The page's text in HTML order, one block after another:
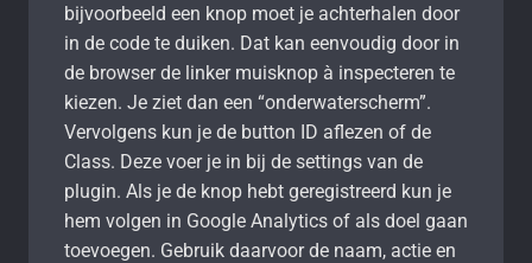
bijvoorbeeld een knop moet je achterhalen door
in de code te duiken. Dat kan eenvoudig door in
de browser de linker muisknop à inspecteren te
kiezen. Je ziet dan een “onderwaterscherm”.
Vervolgens kun je de button ID aflezen of de
Class. Deze voer je in bij de settings van de
plugin. Als je de knop hebt geregistreerd kun je
hem volgen in Google Analytics of als doel gaan
toevoegen. Gebruik daarvoor de naam, actie en